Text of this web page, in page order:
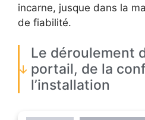
incarne, jusque dans la
de fiabilité.
Le déroulement
portail, de la
l’installation